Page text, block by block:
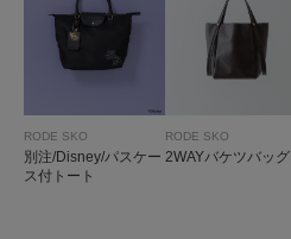
RODE SKO
別注/Disney/パスケー
ス付トート
RODE SKO
2WAYバケツバッグ